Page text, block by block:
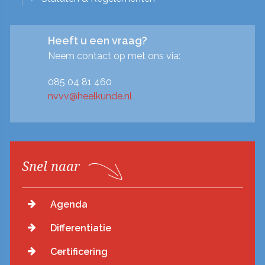
Heeft u een vraag?
Neem contact op met ons via:
085 04 81 460
nvvv@heelkunde.nl
Snel naar
Agenda
Differentiatie
Certificering